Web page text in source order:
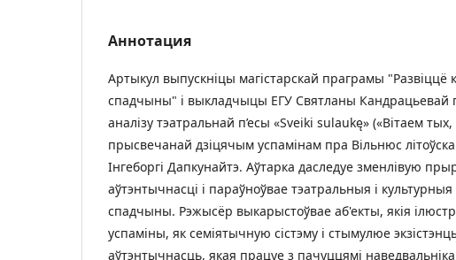
Аннотация
Артыкул выпускніцы магістарскай праграмы "Развіццё
спадчыны" і выкладчыцы ЕГУ Святланы Кандрацьевай
аналізу тэатральнай п’есы «Sveiki sulaukę» («Вітаем
прысвечанай дзіцячым успамінам пра Вільнюс
Інгеборгі Дапкунайтэ. Аўтарка даследуе зменлівую
аўтэнтычнасці і параўноўвае тэатральныя і культурныя
спадчыны. Рэжысёр выкарыстоўвае аб'екты, якія
успаміны, як семіятычную сістэму і стымулюе
аўтэнтычнасць, якая працуе з пачуццямі